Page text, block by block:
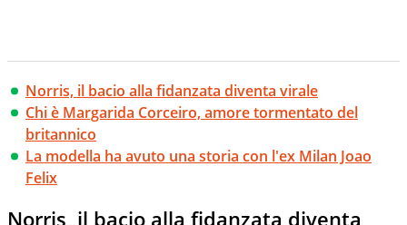
Norris, il bacio alla fidanzata diventa virale
Chi è Margarida Corceiro, amore tormentato del
britannico
La modella ha avuto una storia con l'ex Milan Joao
Felix
Norris, il bacio alla fidanzata diventa